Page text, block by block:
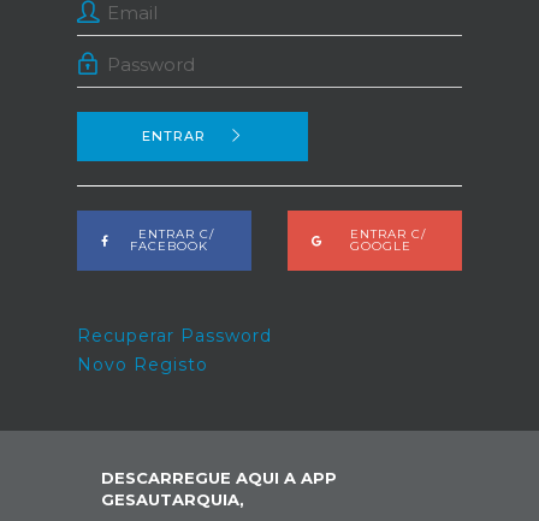
ENTRAR
ENTRAR C/
FACEBOOK
ENTRAR C/
GOOGLE
Recuperar Password
Novo Registo
DESCARREGUE AQUI A APP
GESAUTARQUIA,